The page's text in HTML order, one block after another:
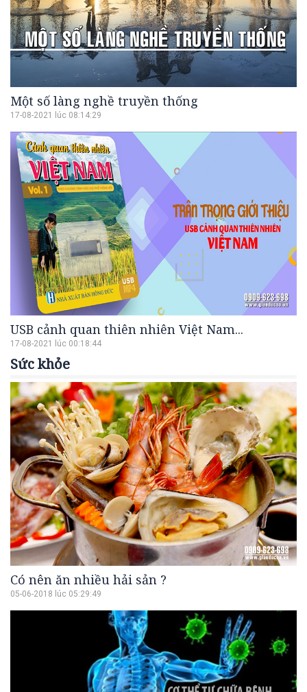
Một số làng nghề truyền thống
17-08-2021 lúc 08:14:29
USB cảnh quan thiên nhiên Việt Nam...
17-08-2021 lúc 00:18:44
Sức khỏe
Có nên ăn nhiều hải sản ?
05-06-2018 lúc 05:29:49